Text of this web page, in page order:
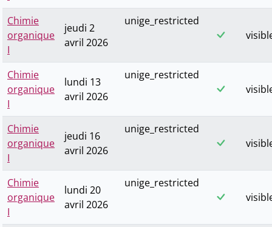
Chimie
organique
I
jeudi 2
avril 2026
unige_restricted
Chimie
organique
I
lundi 13
avril 2026
unige_restricted
Chimie
organique
I
jeudi 16
avril 2026
unige_restricted
Chimie
organique
I
lundi 20
avril 2026
unige_restricted